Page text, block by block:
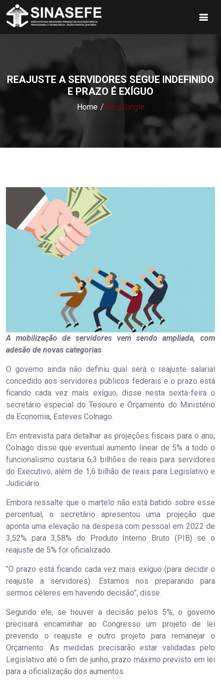
REAJUSTE A SERVIDORES SEGUE INDEFINIDO
E PRAZO É EXÍGUO
Home Blog Single
A mobilização de servidores vem sendo ampliada, com
adesão de novas categorias
O governo ainda não definiu qual será o reajuste salarial
concedido aos servidores públicos federais e o prazo está
ficando cada vez mais exíguo, disse nesta sexta-feira o
secretário especial do Tesouro e Orçamento do Ministério
da Economia, Esteves Colnago.
Em entrevista para detalhar as projeções fiscais para o ano,
Colnago disse que eventual aumento linear de 5% a todo o
funcionalismo custaria 6,3 bilhões de reais para servidores
do Executivo, além de 1,6 bilhão de reais para Legislativo e
Judiciário.
Embora ressalte que o martelo não está batido sobre esse
percentual, o secretário apresentou uma projeção que
aponta uma elevação na despesa com pessoal em 2022 de
3,52% para 3,58% do Produto Interno Bruto (PIB) se o
reajuste de 5% for oficializado.
“O prazo está ficando cada vez mais exíguo (para decidir o
reajuste a servidores). Estamos nos preparando para
sermos céleres em havendo decisão”, disse.
Segundo ele, se houver a decisão pelos 5%, o governo
precisará encaminhar ao Congresso um projeto de lei
prevendo o reajuste e outro projeto para remanejar o
Orçamento. As medidas precisarão estar validadas pelo
Legislativo até o fim de junho, prazo máximo previsto em lei
para a oficialização dos aumentos.